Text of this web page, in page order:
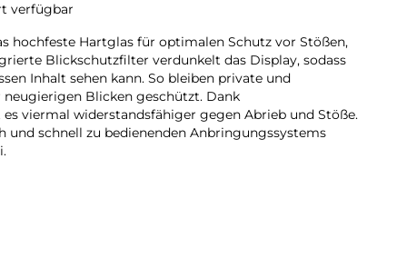
verfügbar
hochfeste Hartglas für optimalen Schutz vor Stößen,
Blickschutzfilter verdunkelt das Display, sodass
Inhalt sehen kann. So bleiben private und
Blicken geschützt. Dank
viermal widerstandsfähiger gegen Abrieb und Stöße.
und schnell zu bedienenden Anbringungssystems